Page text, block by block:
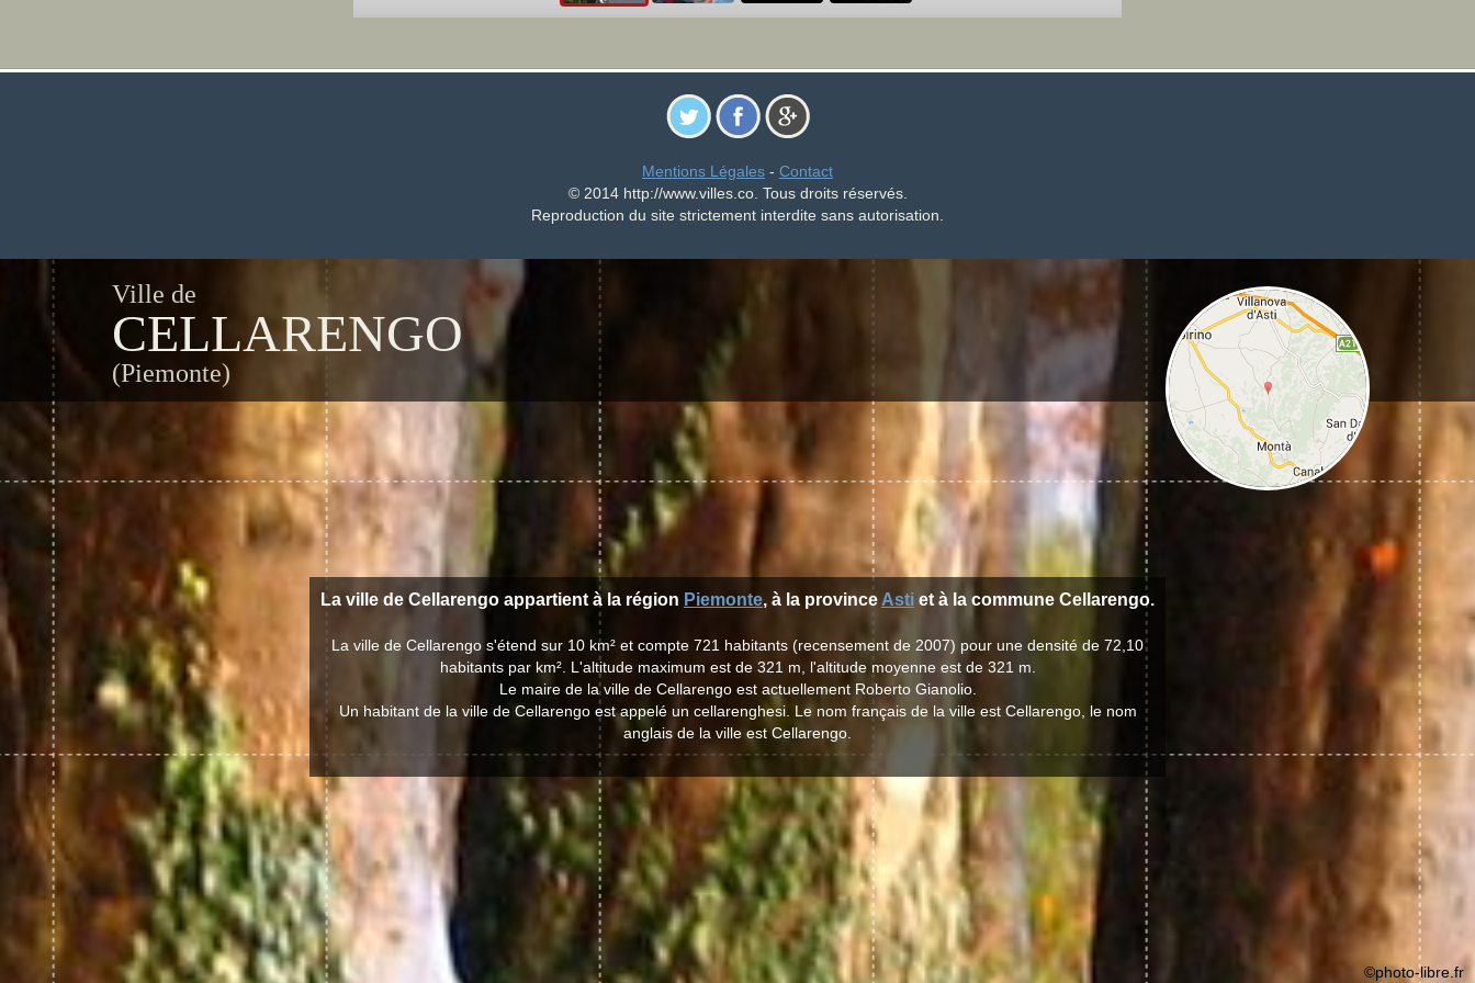
Mentions Légales - Contact
© 2014 http://www.villes.co. Tous droits réservés.
Reproduction du site strictement interdite sans autorisation.
Ville de
CELLARENGO
(Piemonte)
La ville de Cellarengo appartient à la région Piemonte, à la province Asti et à la commune Cellarengo.
La ville de Cellarengo s'étend sur 10 km² et compte 721 habitants (recensement de 2007) pour une densité de 72,10
habitants par km². L'altitude maximum est de 321 m, l'altitude moyenne est de 321 m.
Le maire de la ville de Cellarengo est actuellement Roberto Gianolio.
Un habitant de la ville de Cellarengo est appelé un cellarenghesi. Le nom français de la ville est Cellarengo, le nom
anglais de la ville est Cellarengo.
©photo-libre.fr